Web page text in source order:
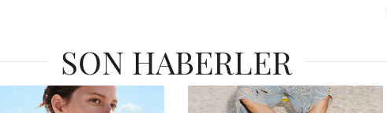
SON HABERLER